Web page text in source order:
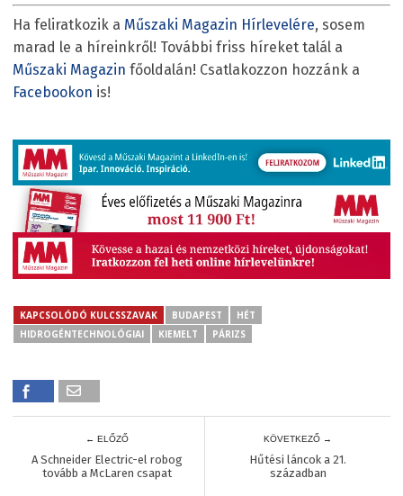
Ha feliratkozik a Műszaki Magazin Hírlevelére, sosem
marad le a híreinkről! További friss híreket talál a
Műszaki Magazin főoldalán! Csatlakozzon hozzánk a
Facebookon is!
KAPCSOLÓDÓ KULCSSZAVAK BUDAPEST
HÉT
HIDROGÉNTECHNOLÓGIAI
KIEMELT PÁRIZS
← ELŐZŐ
A Schneider Electric-el robog
tovább a McLaren csapat
KÖVETKEZŐ →
Hűtési láncok a 21.
században